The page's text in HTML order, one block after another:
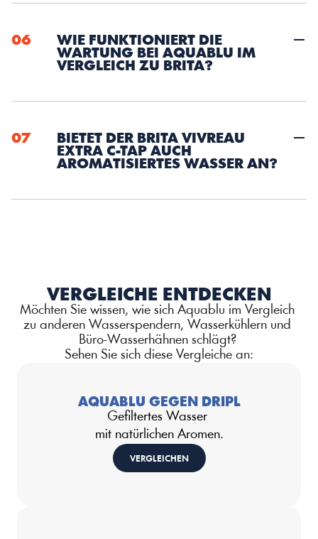
06
WIE FUNKTIONIERT DIE
WARTUNG BEI AQUABLU IM
VERGLEICH ZU BRITA?
07
BIETET DER BRITA VIVREAU
EXTRA C-TAP AUCH
AROMATISIERTES WASSER AN?
VERGLEICHE ENTDECKEN
Möchten Sie wissen, wie sich Aquablu im Vergleich
zu anderen Wasserspendern, Wasserkühlern und
Büro-Wasserhähnen schlägt?
Sehen Sie sich diese Vergleiche an:
AQUABLU GEGEN DRIPL
Gefiltertes Wasser
mit natürlichen Aromen.
VERGLEICHEN